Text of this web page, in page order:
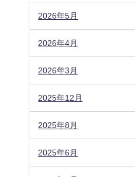
2026年5月
2026年4月
2026年3月
2025年12月
2025年8月
2025年6月